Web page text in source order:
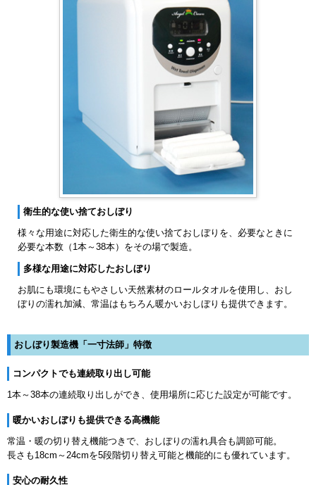
衛生的な使い捨ておしぼり
様々な用途に対応した衛生的な使い捨ておしぼりを、必要なときに
必要な本数（1本～38本）をその場で製造。
多様な用途に対応したおしぼり
お肌にも環境にもやさしい天然素材のロールタオルを使用し、おし
ぼりの濡れ加減、常温はもちろん暖かいおしぼりも提供できます。
おしぼり製造機「一寸法師」特徴
コンパクトでも連続取り出し可能
1本～38本の連続取り出しができ、使用場所に応じた設定が可能です。
暖かいおしぼりも提供できる高機能
常温・暖の切り替え機能つきで、おしぼりの濡れ具合も調節可能。
長さも18cm～24cmを5段階切り替え可能と機能的にも優れています。
安心の耐久性